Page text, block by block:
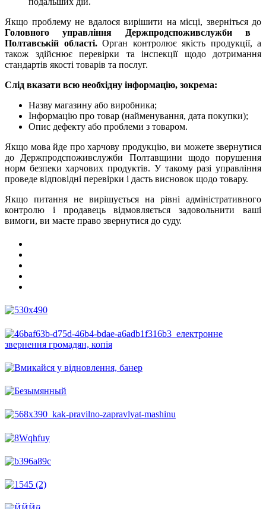
Якщо проблему не вдалося вирішити на місці, зверніться до
Головного управління Держпродспоживслужби в
Полтавській області. Орган контролює якість продукції, а
також здійснює перевірки та інспекції щодо дотримання
стандартів якості товарів та послуг.
Слід вказати всю необхідну інформацію, зокрема:
Назву магазину або виробника;
Інформацію про товар (найменування, дата покупки);
Опис дефекту або проблеми з товаром.
Якщо мова йде про харчову продукцію, ви можете звернутися
до Держпродспоживслужби Полтавщини щодо порушення
норм безпеки харчових продуктів. У такому разі управління
проведе відповідні перевірки і дасть висновок щодо товару.
Якщо питання не вирішується на рівні адміністративного
контролю і продавець відмовляється задовольнити ваші
вимоги, ви маєте право звернутися до суду.